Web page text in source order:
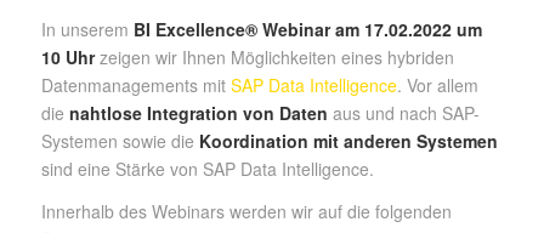
In unserem BI Excellence® Webinar am 17.02.2022 um
10 Uhrzeigen wir Ihnen Möglichkeiten eines hybriden
Datenmanagements mit SAP Data Intelligence. Vor allem
die nahtlose Integration von Daten aus und nach SAP-
Systemen sowie die Koordination mit anderen Systemen
sind eine Stärke von SAP Data Intelligence.
Innerhalb des Webinars werden wir auf die folgenden